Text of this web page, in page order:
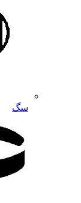
سگ